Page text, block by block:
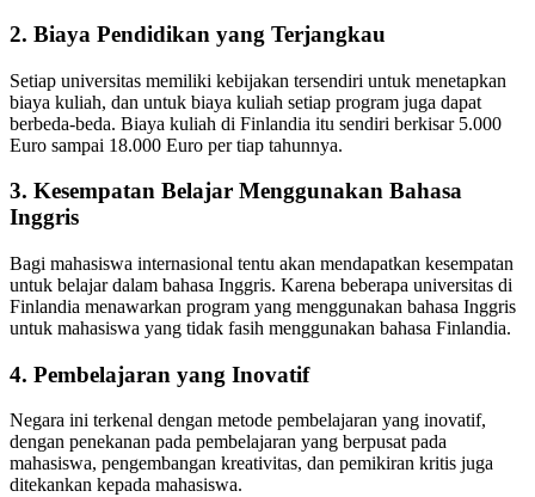
2. Biaya Pendidikan yang Terjangkau
Setiap universitas memiliki kebijakan tersendiri untuk menetapkan
biaya kuliah, dan untuk biaya kuliah setiap program juga dapat
berbeda-beda. Biaya kuliah di Finlandia itu sendiri berkisar 5.000
Euro sampai 18.000 Euro per tiap tahunnya.
3. Kesempatan Belajar Menggunakan Bahasa
Inggris
Bagi mahasiswa internasional tentu akan mendapatkan kesempatan
untuk belajar dalam bahasa Inggris. Karena beberapa universitas di
Finlandia menawarkan program yang menggunakan bahasa Inggris
untuk mahasiswa yang tidak fasih menggunakan bahasa Finlandia.
4. Pembelajaran yang Inovatif
Negara ini terkenal dengan metode pembelajaran yang inovatif,
dengan penekanan pada pembelajaran yang berpusat pada
mahasiswa, pengembangan kreativitas, dan pemikiran kritis juga
ditekankan kepada mahasiswa.